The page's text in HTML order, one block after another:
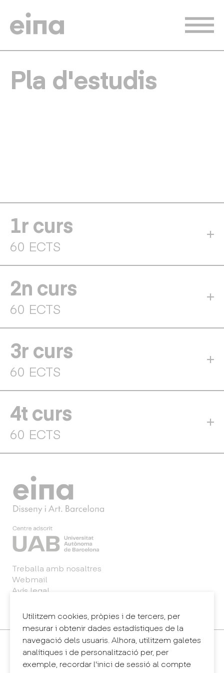
Pla d'estudis
1r curs
60 ECTS
2n curs
60 ECTS
3r curs
60 ECTS
4t curs
60 ECTS
Utilitzem cookies, pròpies i de tercers, per
mesurar i obtenir dades estadístiques de la
navegació dels usuaris. Alhora, utilitzem galetes
analítiques i de personalització per, per
exemple, recordar l'inici de sessió al compte
Treballa amb nosaltres
Webmail
Avís legal
Sintema intern d'informació (canal de denúncies)
Contacte
+34 932 030 923